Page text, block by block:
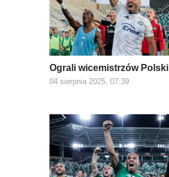
Ograli wicemistrzów Polski
04 sierpnia 2025, 07:39